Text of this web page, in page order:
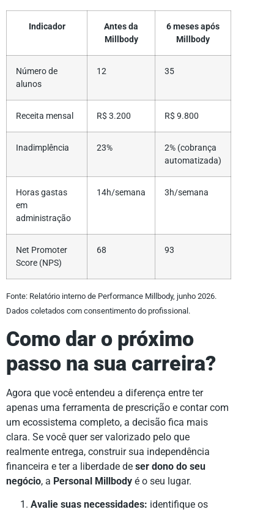
Indicador
Antes da
Millbody
6 meses após
Millbody
Número de
alunos
12 35
Receita mensal R$ 3.200 R$ 9.800
Inadimplência 23%
2% (cobrança
automatizada)
Horas gastas
em
administração
14h/semana 3h/semana
Net Promoter
Score (NPS)
68 93
Fonte: Relatório interno de Performance Millbody, junho 2026.
Dados coletados com consentimento do profissional.
Como dar o próximo
passo na sua carreira?
Agora que você entendeu a diferença entre ter
apenas uma ferramenta de prescrição e contar com
um ecossistema completo, a decisão fica mais
clara. Se você quer ser valorizado pelo que
realmente entrega, construir sua independência
financeira e ter a liberdade de ser dono do seu
negócio, a Personal Millbody é o seu lugar.
Avalie suas necessidades: identifique os